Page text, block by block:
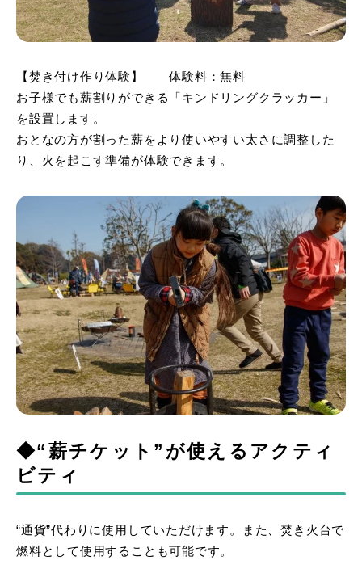
【焚き付け作り体験】 体験料：無料
お子様でも薪割りができる「キンドリングクラッカー」
を設置します。
おとなの方が割った薪をより使いやすい太さに調整した
り、火を起こす準備が体験できます。
◆“薪チケット”が使えるアクティ
ビティ
“通貨”代わりに使用していただけます。また、焚き火台で
燃料として使用することも可能です。